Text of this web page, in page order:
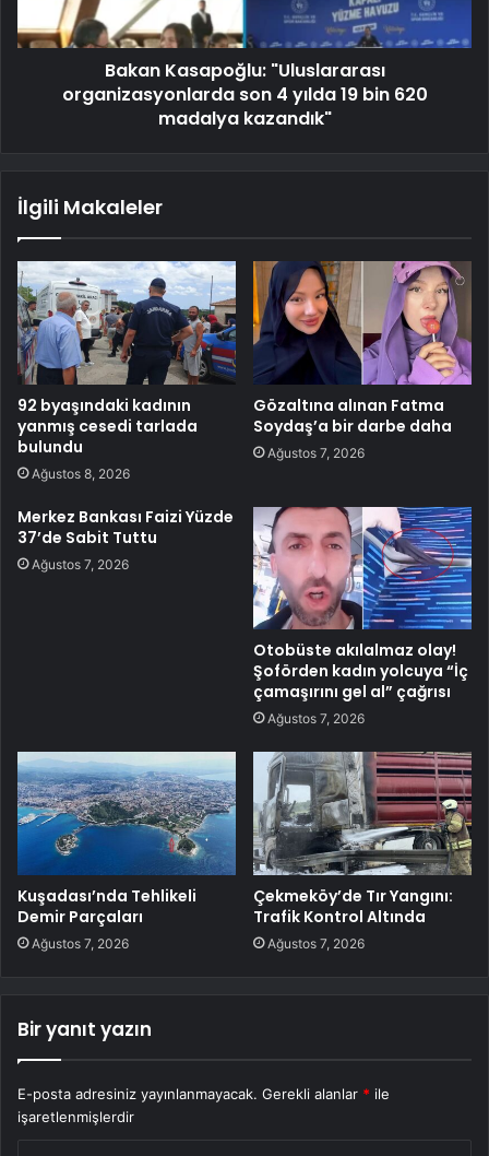
Bakan Kasapoğlu: "Uluslararası
organizasyonlarda son 4 yılda 19 bin 620
madalya kazandık"
İlgili Makaleler
92 byaşındaki kadının
yanmış cesedi tarlada
bulundu
Ağustos 8, 2026
Gözaltına alınan Fatma
Soydaş’a bir darbe daha
Ağustos 7, 2026
Merkez Bankası Faizi Yüzde
37’de Sabit Tuttu
Ağustos 7, 2026
Otobüste akılalmaz olay!
Şoförden kadın yolcuya “İç
çamaşırını gel al” çağrısı
Ağustos 7, 2026
Kuşadası’nda Tehlikeli
Demir Parçaları
Ağustos 7, 2026
Çekmeköy’de Tır Yangını:
Trafik Kontrol Altında
Ağustos 7, 2026
Bir yanıt yazın
E-posta adresiniz yayınlanmayacak. Gerekli alanlar * ile
işaretlenmişlerdir